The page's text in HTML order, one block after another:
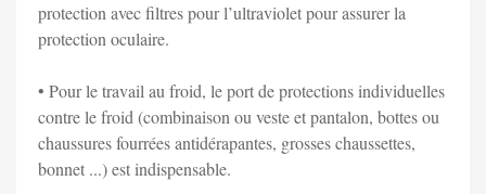
protection avec filtres pour l’ultraviolet pour assurer la
protection oculaire.
• Pour le travail au froid, le port de protections individuelles
contre le froid (combinaison ou veste et pantalon, bottes ou
chaussures fourrées antidérapantes, grosses chaussettes,
bonnet ...) est indispensable.